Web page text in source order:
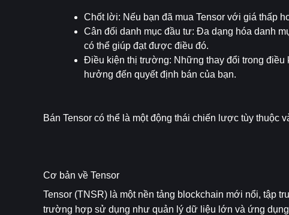
Chốt lời: Nếu bạn đã mua Tensor với giá thấp
Cân đối danh mục đầu tư: Đa dạng hóa danh
có thể giúp đạt được điều đó.
Điều kiện thị trường: Những thay đổi trong
hưởng đến quyết định bán của bạn.
Bán Tensor có thể là một động thái chiến lược tùy thuộc
Cơ bản về Tensor
Tensor (TNSR) là một nền tảng blockchain mới nổi, tập
trường hợp sử dụng như quản lý dữ liệu lớn và ứng